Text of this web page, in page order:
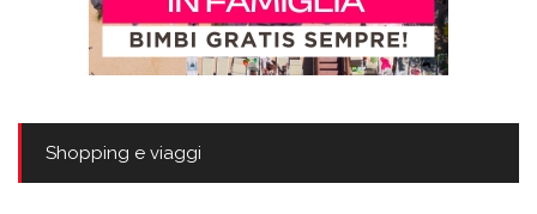
Shopping e viaggi